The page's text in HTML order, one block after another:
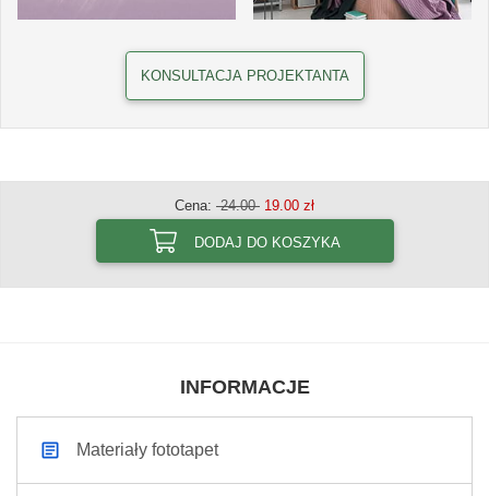
KONSULTACJA PROJEKTANTA
Cena: 24.00 19.00 zł
DODAJ DO KOSZYKA
INFORMACJE
Materiały fototapet